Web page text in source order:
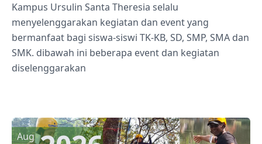
Kampus Ursulin Santa Theresia selalu
menyelenggarakan kegiatan dan event yang
bermanfaat bagi siswa-siswi TK-KB, SD, SMP, SMA dan
SMK. dibawah ini beberapa event dan kegiatan
diselenggarakan
Aug